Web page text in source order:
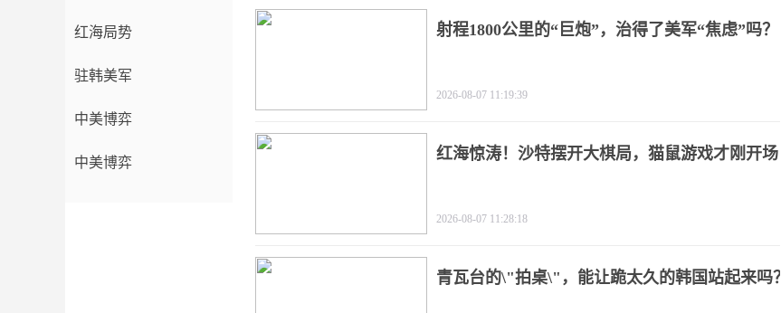
红海局势
驻韩美军
中美博弈
中美博弈
射程1800公里的“巨炮”，治得了美军“焦虑”吗？
2026-08-07 11:19:39
红海惊涛！沙特摆开大棋局，猫鼠游戏才刚开场
2026-08-07 11:28:18
青瓦台的\"拍桌\"，能让跪太久的韩国站起来吗？